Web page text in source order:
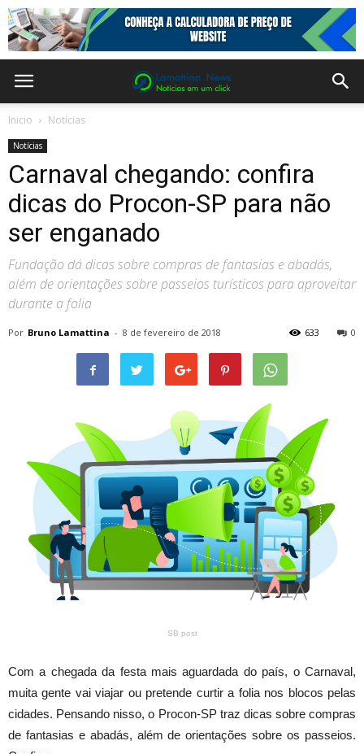
Inicio Notícias
Notícias
Carnaval chegando: confira
dicas do Procon-SP para não
ser enganado
Fundação dá dicas sobre compras de fantasias e abadás,
além de orientações sobre passeios turísticos para aproveitar
durante a folia
Por Bruno Lamattina - 8 de fevereiro de 2018 0
633
SB post
Com a chegada da festa mais aguardada do país, o Carnaval,
muita gente vai viajar ou pretende curtir a folia nos blocos pelas
cidades. Pensando nisso, o Procon-SP traz dicas sobre compras
de fantasias e abadás, além de orientações sobre os passeios.